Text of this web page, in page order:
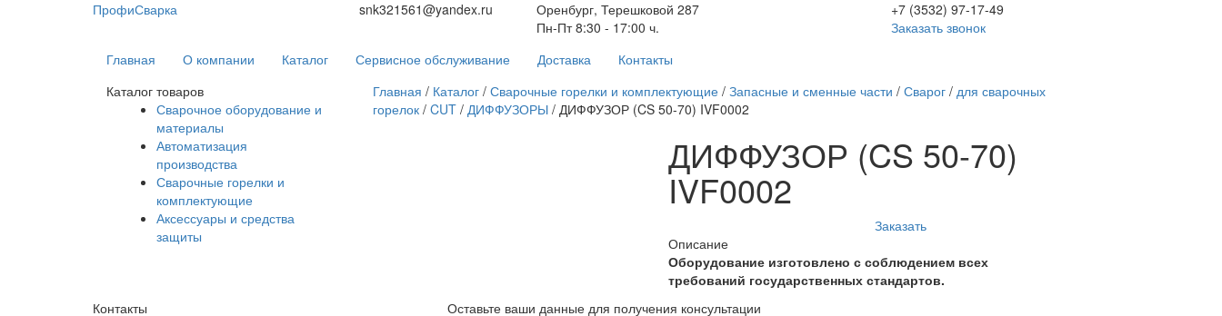
ПрофиСварка snk321561@yandex.ru
Оренбург, Терешковой 287
Пн-Пт 8:30 - 17:00 ч.
+7 (3532) 97-17-49
Заказать звонок
Главная
О компании Каталог Сервисное обслуживание Доставка
Контакты
Каталог товаров
Сварочное оборудование и
материалы
Автоматизация
производства
Сварочные горелки и
комплектующие
Аксессуары и средства
защиты
Главная / Каталог/ Сварочные горелки и комплектующие/ Запасные и сменные части / Сварог/ для сварочных
горелок/ CUT/ ДИФФУЗОРЫ/ ДИФФУЗОР (CS 50-70) IVF0002
ДИФФУЗОР (CS 50-70)
IVF0002
Заказать
Описание
Оборудование изготовлено с соблюдением всех
требований государственных стандартов.
Контакты
Оставьте ваши данные для получения консультации